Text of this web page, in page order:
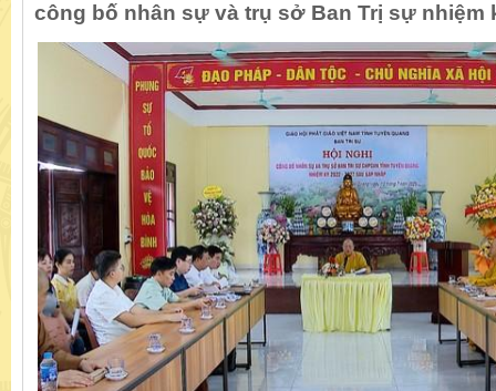
công bố nhân sự và trụ sở Ban Trị sự nhiệm